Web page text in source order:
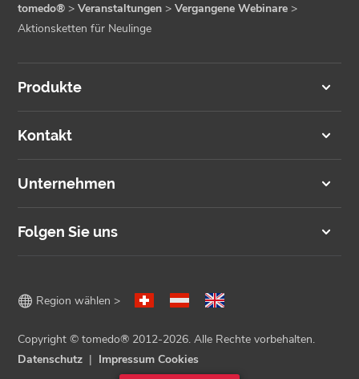
tomedo® >Veranstaltungen >Vergangene Webinare >
Aktionsketten für Neulinge
Produkte
Kontakt
Unternehmen
Folgen Sie uns
 Region wählen >
Copyright © tomedo® 2012-2026. Alle Rechte vorbehalten.
Datenschutz
Impressum Cookies